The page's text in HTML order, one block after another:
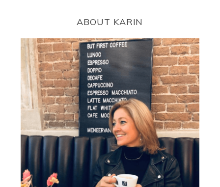
ABOUT KARIN